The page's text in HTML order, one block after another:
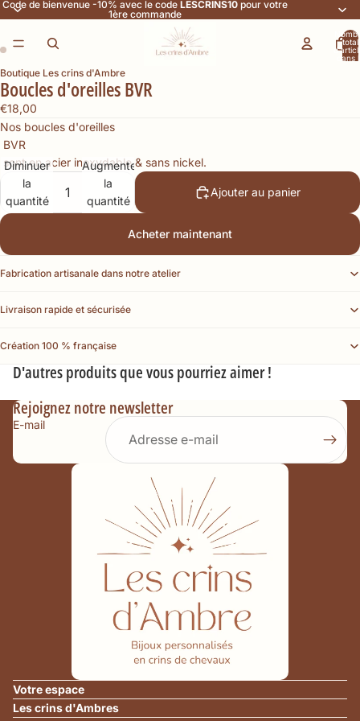
Code de bienvenue -10% avec le code LESCRINS10pour votre
1ère commande
total
dans
Boutique Les crins d'Ambre
Boucles d'oreilles BVR
€18,00
Nos boucles d'oreilles
BVR
sont en acier inoxydable & sans nickel.
Diminuer
la
quantité
Augmenter
la
quantité
Ajouter au panier
Acheter maintenant
Fabrication artisanale dans notre atelier
Livraison rapide et sécurisée
Création 100 % française
D'autres produits que vous pourriez aimer !
Rejoignez notre newsletter
E-mail
Votre espace
Les crins d'Ambres
Politique de remboursement
Politique de confidentialité
Politique d’expédition
Conditions générales de vente